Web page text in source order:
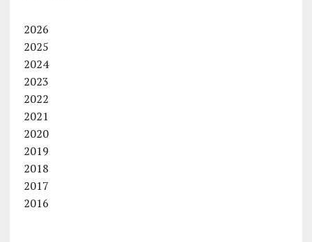
2026
2025
2024
2023
2022
2021
2020
2019
2018
2017
2016